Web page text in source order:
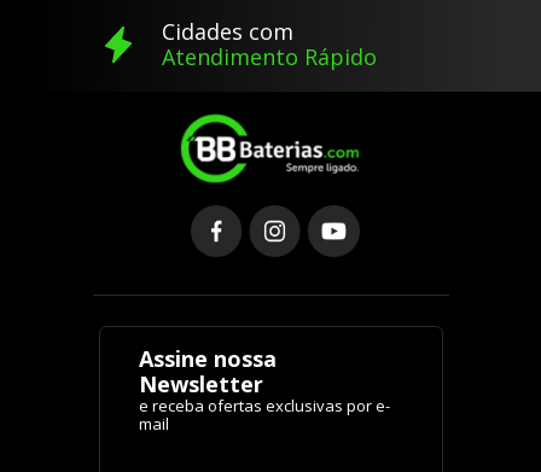
Cidades com
Atendimento Rápido
Assine nossa
Newsletter